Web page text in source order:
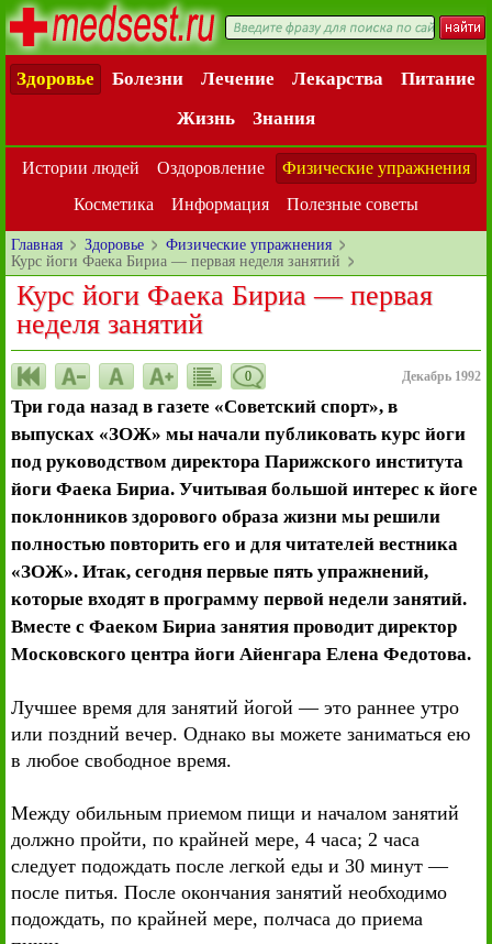
Здоровье Болезни Лечение Лекарства
Питание
Жизнь
Знания
Истории людей Оздоровление
Физические упражнения
Косметика
Информация Полезные советы
Главная Здоровье
Физические упражнения
Курс йоги Фаека Бириа — первая неделя занятий
Курс йоги Фаека Бириа — первая
неделя занятий
0 Декабрь 1992
Три года назад в газете «Советский спорт», в
выпусках «ЗОЖ» мы начали публиковать курс йоги
под руководством директора Парижского института
йоги Фаека Бириа. Учитывая большой интерес к йоге
поклонников здорового образа жизни мы решили
полностью повторить его и для читателей вестника
«ЗОЖ». Итак, сегодня первые пять упражнений,
которые входят в программу первой недели занятий.
Вместе с Фаеком Бириа занятия проводит директор
Московского центра йоги Айенгара Елена Федотова.
Лучшее время для занятий йогой — это раннее утро
или поздний вечер. Однако вы можете заниматься ею
в любое свободное время.
Между обильным приемом пищи и началом занятий
должно пройти, по крайней мере, 4 часа; 2 часа
следует подождать после легкой еды и 30 минут —
после питья. После окончания занятий необходимо
подождать, по крайней мере, полчаса до приема